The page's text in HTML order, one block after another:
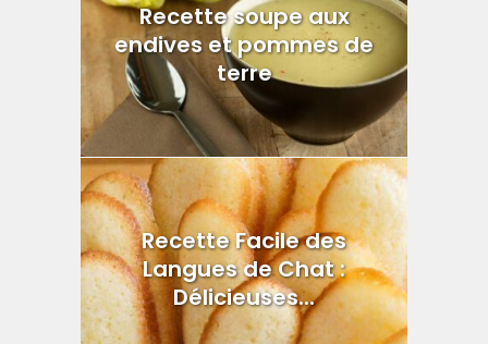
Recette soupe aux
endives et pommes de
terre
Recette Facile des
Langues de Chat :
Délicieuses...